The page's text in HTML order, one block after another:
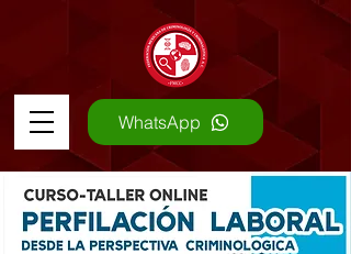
WhatsApp